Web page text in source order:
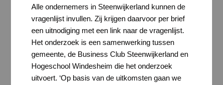
Alle ondernemers in Steenwijkerland kunnen de
vragenlijst invullen. Zij krijgen daarvoor per brief
een uitnodiging met een link naar de vragenlijst.
Het onderzoek is een samenwerking tussen
gemeente, de Business Club Steenwijkerland en
Hogeschool Windesheim die het onderzoek
uitvoert. ‘Op basis van de uitkomsten gaan we